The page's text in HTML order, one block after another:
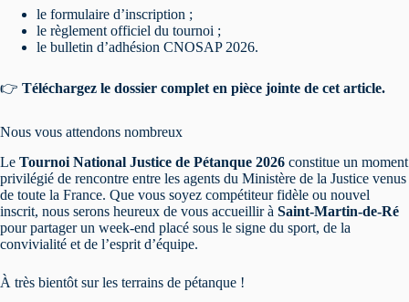
le formulaire d’inscription ;
le règlement officiel du tournoi ;
le bulletin d’adhésion CNOSAP 2026.
👉 Téléchargez le dossier complet en pièce jointe de cet article.
Nous vous attendons nombreux
Le Tournoi National Justice de Pétanque 2026 constitue un moment
privilégié de rencontre entre les agents du Ministère de la Justice venus
de toute la France. Que vous soyez compétiteur fidèle ou nouvel
inscrit, nous serons heureux de vous accueillir à Saint-Martin-de-Ré
pour partager un week-end placé sous le signe du sport, de la
convivialité et de l’esprit d’équipe.
À très bientôt sur les terrains de pétanque !